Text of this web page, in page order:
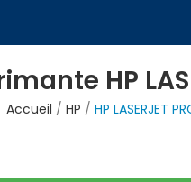
HP
Accueil HP
HP LASERJET